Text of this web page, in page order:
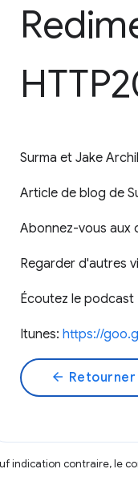
Surma et Jake
Article de blog de
Abonnez-vous aux
Regarder d'autres
Écoutez le podcast
Itunes: https://
arrow_back
indication contraire, le